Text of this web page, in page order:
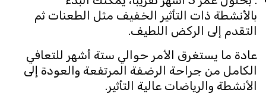
بالأنشطة ذات التأثير الخفيف مثل الطعنات ثم
التقدم إلى الركض اللطيف.
عادة ما يستغرق الأمر حوالي ستة أشهر للتعافي
الكامل من جراحة الرضفة المرتفعة والعودة إلى
الأنشطة والرياضات عالية التأثير.